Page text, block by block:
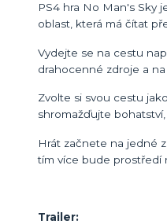
PS4 hra No Man's Sky
oblast, která má čítat
Vydejte se na cestu
drahocenné zdroje a
Zvolte si svou cestu
shromažďujte
Hrát začnete na jedné
tím více bude prostředí
Trailer: